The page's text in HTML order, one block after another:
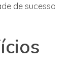
de sucesso